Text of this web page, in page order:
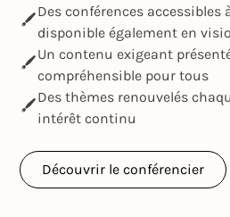
Des conférences accessibles
disponible également en
Un contenu exigeant
compréhensible pour tous
Des thèmes renouvelés
intérêt continu
Découvrir le conférencier